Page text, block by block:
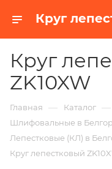
Круг
ZK10XW
Главная — Каталог —
Шлифовальные в
Лепестковые (КЛ) в
Круг лепестковый